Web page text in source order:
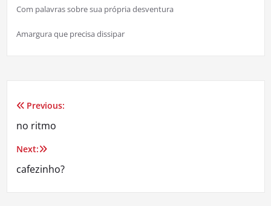
Com palavras sobre sua própria desventura
Amargura que precisa dissipar
Navegação
de
Post
Previous:
no ritmo
Next:
cafezinho?